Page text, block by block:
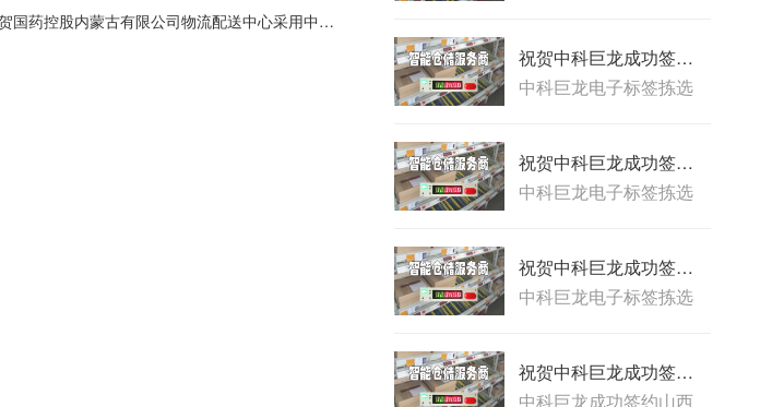
祝贺国药控股内蒙古有限公司物流配送中心采用中科巨龙电子标签拣货系统。
代物流系统中。
件公司的ERP、WMS进
行数据对接；并应用在
包括ERP/WMS、自动化
代物流系统中。
祝贺中科巨龙成功签约首都医科大学附属北京潞河医院SPD院内物流电子标签拣货系统
中科巨龙电子标签拣选
件公司的ERP、WMS进
行数据对接；并应用在
包括ERP/WMS、自动化
代物流系统中。
祝贺中科巨龙成功签约天津武清区人民医院SPD院内物流电子标签拣货系统
中科巨龙电子标签拣选
件公司的ERP、WMS进
行数据对接；并应用在
包括ERP/WMS、自动化
代物流系统中。
祝贺中科巨龙成功签约安国一方药业有限公司现代物流配送中心仓储升级项目
中科巨龙电子标签拣选
件公司的ERP、WMS进
行数据对接；并应用在
祝贺中科巨龙成功签约山西亚宝医药物流配送有限公司现代物流配送中心电子标签拣货系统
中科巨龙成功签约山西